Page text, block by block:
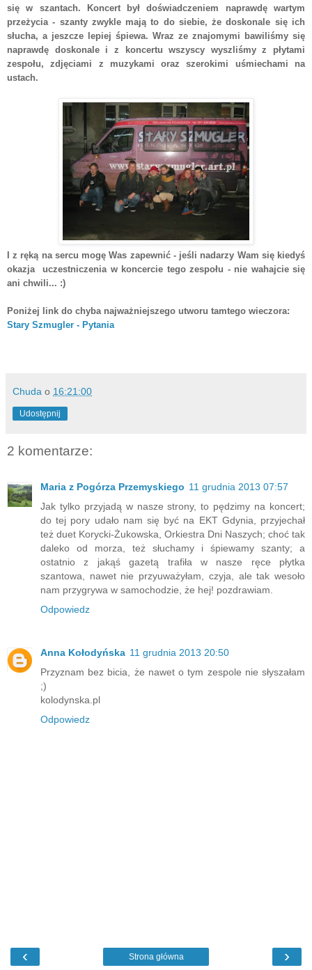
się w szantach. Koncert był doświadczeniem naprawdę wartym
przeżycia - szanty zwykle mają to do siebie, że doskonale się ich
słucha, a jeszcze lepiej śpiewa. Wraz ze znajomymi bawiliśmy się
naprawdę doskonale i z koncertu wszyscy wyszliśmy z płytami
zespołu, zdjęciami z muzykami oraz szerokimi uśmiechami na
ustach.
I z ręką na sercu mogę Was zapewnić - jeśli nadarzy Wam się kiedyś
okazja uczestniczenia w koncercie tego zespołu - nie wahajcie się
ani chwili... :)
Poniżej link do chyba najważniejszego utworu tamtego wieczora:
Stary Szmugler - Pytania
Chuda o 16:21:00
Udostępnij
2 komentarze:
Maria z Pogórza Przemyskiego 11 grudnia 2013 07:57
Jak tylko przyjadą w nasze strony, to pędzimy na koncert;
do tej pory udało nam się być na EKT Gdynia, przyjechał
też duet Korycki-Żukowska, Orkiestra Dni Naszych; choć tak
daleko od morza, też słuchamy i śpiewamy szanty; a
ostatnio z jakąś gazetą trafiła w nasze ręce płytka
szantowa, nawet nie przyuważyłam, czyja, ale tak wesoło
nam przygrywa w samochodzie, że hej! pozdrawiam.
Odpowiedz
Anna Kołodyńska 11 grudnia 2013 20:50
Przyznam bez bicia, że nawet o tym zespole nie słyszałam
;)
kolodynska.pl
Odpowiedz
‹ ›
Strona główna